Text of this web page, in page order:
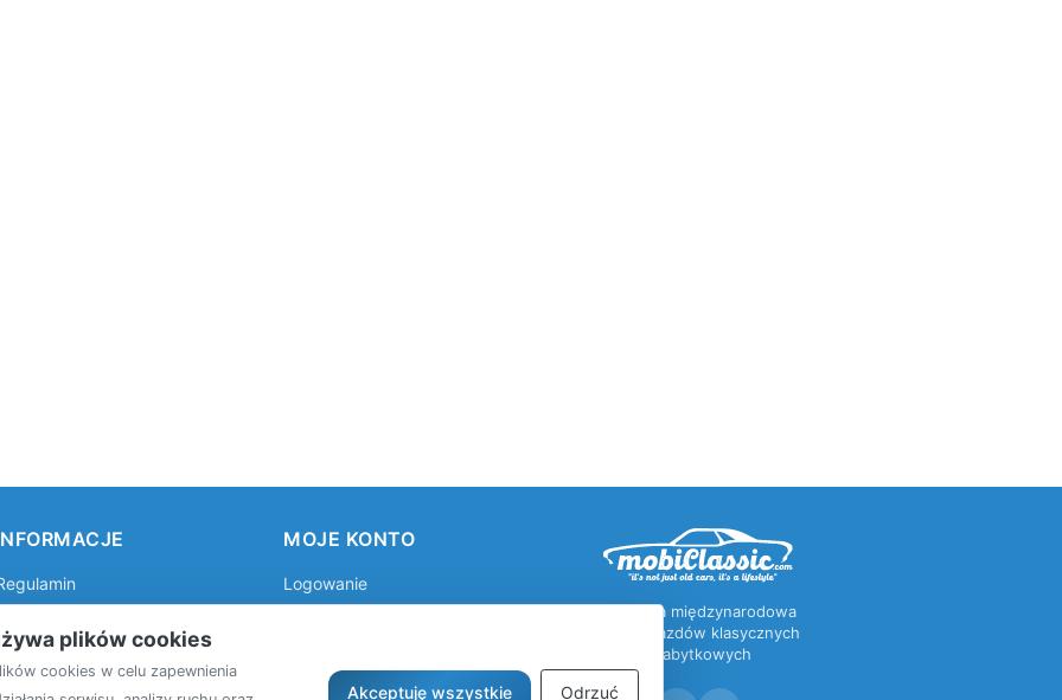
MOJE KONTO
Logowanie
Pierwsza międzynarodowa
baza pojazdów klasycznych
i zabytkowych
plików cookies
cookies w celu zapewnienia
Akceptuję wszystkie Odrzuć